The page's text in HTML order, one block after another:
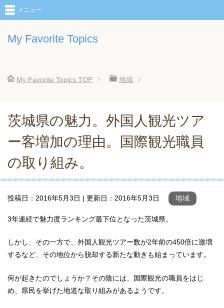
My Favorite Topics
メニュー
My Favorite Topics TOP 地域
茨城県の魅力。外国人観光ツア
ー客増加の理由。国際観光職員
の取り組み。
投稿日： 2016年5月3日 | 更新日： 2016年5月3日 地域
3年連続で魅力度ランキング最下位となった茨城県。
しかし、その一方で、外国人観光ツアー数が2年前の450倍に激増
するなど、その地位から脱却する新たな動きも始まっています。
何が起きたのでしょうか？その陰には、国際観光の職員をはじ
め、県民を挙げた地道な取り組みがあるようです。